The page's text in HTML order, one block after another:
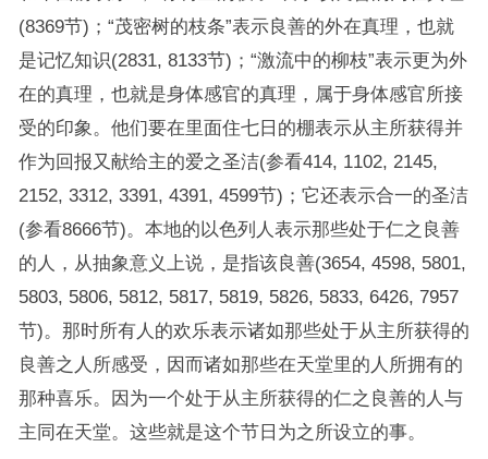
(8369节)；“茂密树的枝条”表示良善的外在真理，也就
是记忆知识(2831, 8133节)；“激流中的柳枝”表示更为外
在的真理，也就是身体感官的真理，属于身体感官所接
受的印象。他们要在里面住七日的棚表示从主所获得并
作为回报又献给主的爱之圣洁(参看414, 1102, 2145,
2152, 3312, 3391, 4391, 4599节)；它还表示合一的圣洁
(参看8666节)。本地的以色列人表示那些处于仁之良善
的人，从抽象意义上说，是指该良善(3654, 4598, 5801,
5803, 5806, 5812, 5817, 5819, 5826, 5833, 6426, 7957
节)。那时所有人的欢乐表示诸如那些处于从主所获得的
良善之人所感受，因而诸如那些在天堂里的人所拥有的
那种喜乐。因为一个处于从主所获得的仁之良善的人与
主同在天堂。这些就是这个节日为之所设立的事。